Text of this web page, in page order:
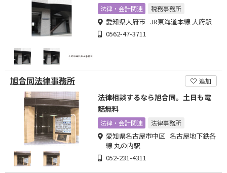
法律・会計関連 税務事務所
愛知県大府市 JR東海道本線 大府駅
0562-47-3711
旭合同法律事務所 追加
法律相談するなら旭合同。土日も電
話無料
法律・会計関連 法律事務所
愛知県名古屋市中区 名古屋地下鉄各
線 丸の内駅
052-231-4311